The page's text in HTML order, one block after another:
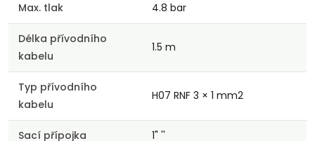
Max. tlak 4.8 bar
Délka přívodního
kabelu
1.5 m
Typ přívodního
kabelu
H07 RNF 3 × 1 mm2
Sací přípojka 1" ''